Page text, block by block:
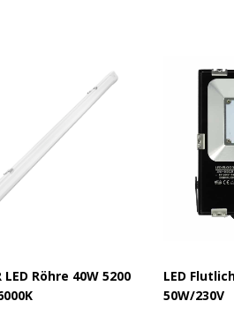
LED Röhre 40W 5200
LED
50W/230V